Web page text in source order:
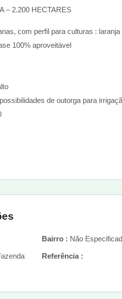
– 2.200 HECTARES
com perfil para culturas :
100% aproveitável
de outorga para
Bairro : Não
Referência :